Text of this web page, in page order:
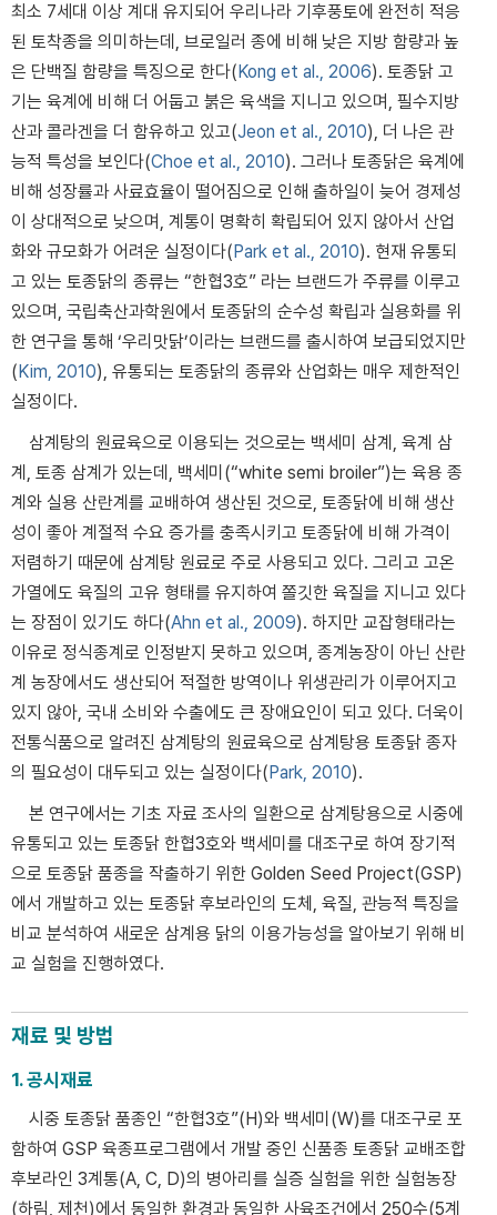
최소 7세대 이상 계대 유지되어 우리나라 기후풍토에 완전히 적응
된 토착종을 의미하는데, 브로일러 종에 비해 낮은 지방 함량과 높
은 단백질 함량을 특징으로 한다(Kong et al., 2006). 토종닭 고
기는 육계에 비해 더 어둡고 붉은 육색을 지니고 있으며, 필수지방
산과 콜라겐을 더 함유하고 있고(Jeon et al., 2010), 더 나은 관
능적 특성을 보인다(Choe et al., 2010). 그러나 토종닭은 육계에
비해 성장률과 사료효율이 떨어짐으로 인해 출하일이 늦어 경제성
이 상대적으로 낮으며, 계통이 명확히 확립되어 있지 않아서 산업
화와 규모화가 어려운 실정이다(Park et al., 2010). 현재 유통되
고 있는 토종닭의 종류는 “한협3호” 라는 브랜드가 주류를 이루고
있으며, 국립축산과학원에서 토종닭의 순수성 확립과 실용화를 위
한 연구을 통해 ‘우리맛닭’이라는 브랜드를 출시하여 보급되었지만
(Kim, 2010), 유통되는 토종닭의 종류와 산업화는 매우 제한적인
실정이다.
삼계탕의 원료육으로 이용되는 것으로는 백세미 삼계, 육계 삼
계, 토종 삼계가 있는데, 백세미(“white semi broiler”)는 육용 종
계와 실용 산란계를 교배하여 생산된 것으로, 토종닭에 비해 생산
성이 좋아 계절적 수요 증가를 충족시키고 토종닭에 비해 가격이
저렴하기 때문에 삼계탕 원료로 주로 사용되고 있다. 그리고 고온
가열에도 육질의 고유 형태를 유지하여 쫄깃한 육질을 지니고 있다
는 장점이 있기도 하다(Ahn et al., 2009). 하지만 교잡형태라는
이유로 정식종계로 인정받지 못하고 있으며, 종계농장이 아닌 산란
계 농장에서도 생산되어 적절한 방역이나 위생관리가 이루어지고
있지 않아, 국내 소비와 수출에도 큰 장애요인이 되고 있다. 더욱이
전통식품으로 알려진 삼계탕의 원료육으로 삼계탕용 토종닭 종자
의 필요성이 대두되고 있는 실정이다(Park, 2010).
본 연구에서는 기초 자료 조사의 일환으로 삼계탕용으로 시중에
유통되고 있는 토종닭 한협3호와 백세미를 대조구로 하여 장기적
으로 토종닭 품종을 작출하기 위한 Golden Seed Project(GSP)
에서 개발하고 있는 토종닭 후보라인의 도체, 육질, 관능적 특징을
비교 분석하여 새로운 삼계용 닭의 이용가능성을 알아보기 위해 비
교 실험을 진행하였다.
재료 및 방법
1. 공시재료
시중 토종닭 품종인 “한협3호”(H)와 백세미(W)를 대조구로 포
함하여 GSP 육종프로그램에서 개발 중인 신품종 토종닭 교배조합
후보라인 3계통(A, C, D)의 병아리를 실증 실험을 위한 실험농장
(하림, 제천)에서 동일한 환경과 동일한 사육조건에서 250수(5계